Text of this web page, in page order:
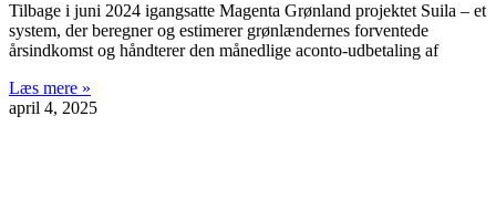
Tilbage i juni 2024 igangsatte Magenta Grønland projektet Suila – et
system, der beregner og estimerer grønlændernes forventede
årsindkomst og håndterer den månedlige aconto-udbetaling af
Læs mere »
april 4, 2025